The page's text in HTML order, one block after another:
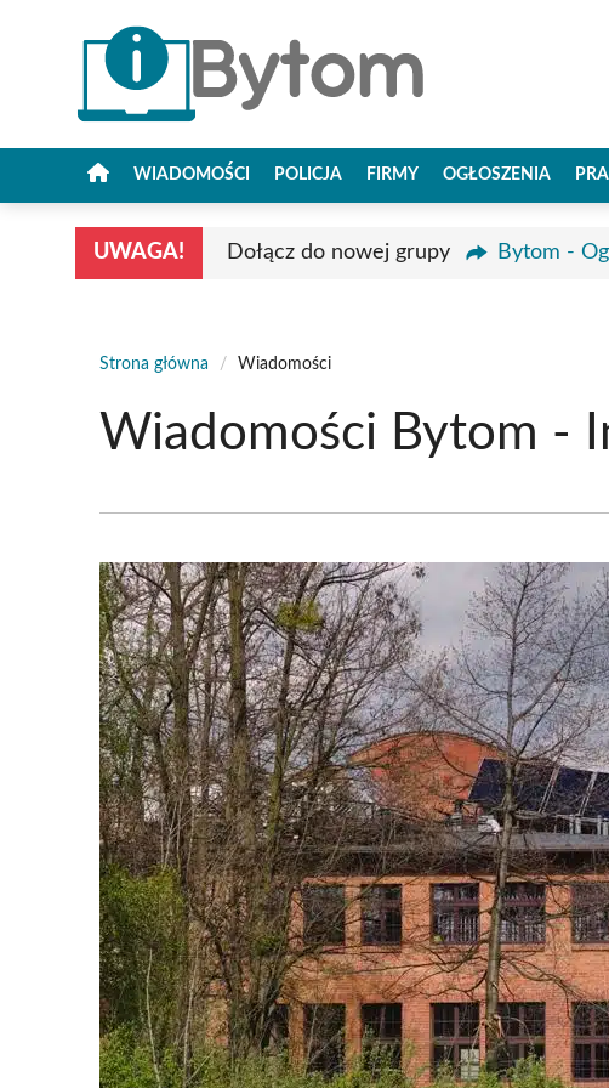
WIADOMOŚCI POLICJA FIRMY OGŁOSZENIA
UWAGA! Dołącz do nowej grupy Bytom -
Strona główna / Wiadomości
Wiadomości Bytom -